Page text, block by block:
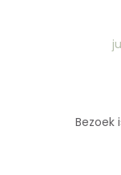
Bezoek